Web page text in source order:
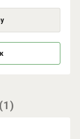
(1)